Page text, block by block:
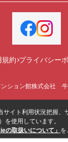
規約 プライバシー
ション館株式会社
サイト利用状況把握、
を使用しています。
の取扱いについて」 を